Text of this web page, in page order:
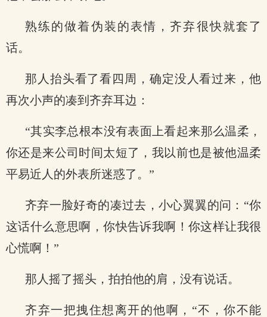
熟练的做着伪装的表情，齐弃很快就套了
话。
那人抬头看了看四周，确定没人看过来，他
再次小声的凑到齐弃耳边：
“其实李总根本没有表面上看起来那么温柔，
你还是来公司时间太短了，我以前也是被他温柔
平易近人的外表所迷惑了。”
齐弃一脸好奇的凑过去，小心翼翼的问：“你
这话什么意思啊，你快告诉我啊！你这样让我很
心慌啊！”
那人摇了摇头，拍拍他的肩，没有说话。
齐弃一把拽住想离开的他啊，“不，你不能